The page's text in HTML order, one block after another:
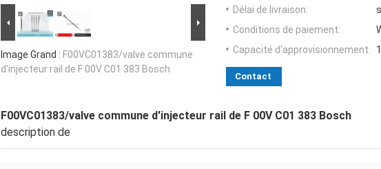
Image Grand : F00VC01383/valve commune
d'injecteur rail de F 00V C01 383 Bosch
Délai de livraison:
Conditions de paiement:
Capacité d'approvisionnement:
Contact
F00VC01383/valve commune d'injecteur rail de F 00V C01 383 Bosch
description de